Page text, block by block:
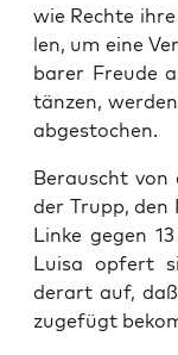
wie Rech­te
len, um eine
ba­rer Freu­de
tän­zen,
abgestochen.
Berauscht von
der Trupp, den
Lin­ke gegen
Lui­sa opfert
der­art auf,
zuge­fügt